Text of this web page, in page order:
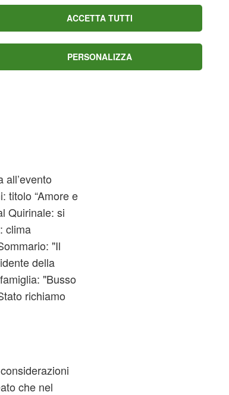
titolo “Amore e
Quirinale: si
clima
"Il
della
"Busso
richiamo
che nel
ACCETTA TUTTI
PERSONALIZZA